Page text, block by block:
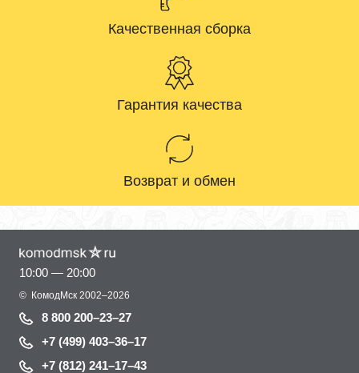
Качественная сборка
Гарантия качества
Возврат и обмен
10:00 — 20:00
© КомодМск 2002–2026
8 800 200–23–27
+7 (499) 403–36–17
+7 (812) 241–17–43